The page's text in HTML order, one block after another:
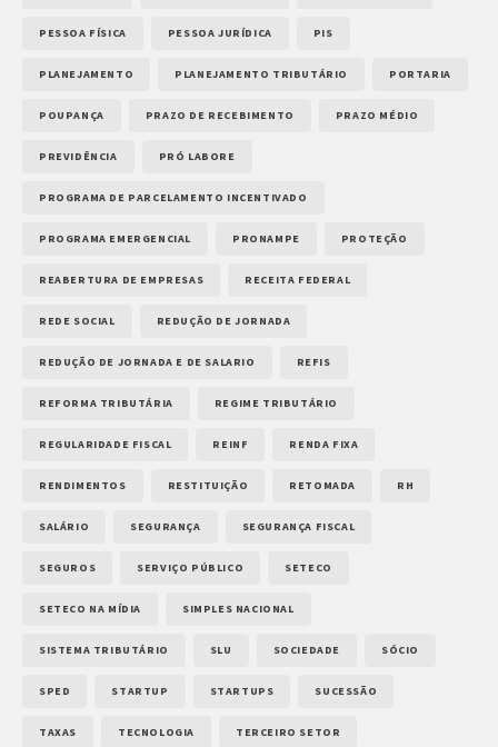
PESSOA FÍSICA PESSOA JURÍDICA PIS
PLANEJAMENTO PLANEJAMENTO TRIBUTÁRIO PORTARIA
POUPANÇA PRAZO DE RECEBIMENTO PRAZO MÉDIO
PREVIDÊNCIA PRÓ LABORE
PROGRAMA DE PARCELAMENTO INCENTIVADO
PROGRAMA EMERGENCIAL PRONAMPE PROTEÇÃO
REABERTURA DE EMPRESAS RECEITA FEDERAL
REDE SOCIAL REDUÇÃO DE JORNADA
REDUÇÃO DE JORNADA E DE SALARIO REFIS
REFORMA TRIBUTÁRIA REGIME TRIBUTÁRIO
REGULARIDADE FISCAL REINF RENDA FIXA
RENDIMENTOS RESTITUIÇÃO RETOMADA RH
SALÁRIO SEGURANÇA SEGURANÇA FISCAL
SEGUROS SERVIÇO PÚBLICO SETECO
SETECO NA MÍDIA SIMPLES NACIONAL
SISTEMA TRIBUTÁRIO SLU SOCIEDADE SÓCIO
SPED STARTUP STARTUPS SUCESSÃO
TAXAS TECNOLOGIA TERCEIRO SETOR